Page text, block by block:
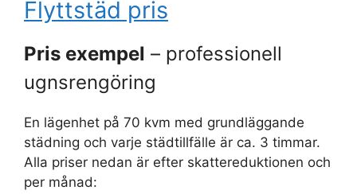
Flyttstäd pris
Pris exempel – professionell
ugnsrengöring
En lägenhet på 70 kvm med grundläggande
städning och varje städtillfälle är ca. 3 timmar.
Alla priser nedan är efter skattereduktionen och
per månad: